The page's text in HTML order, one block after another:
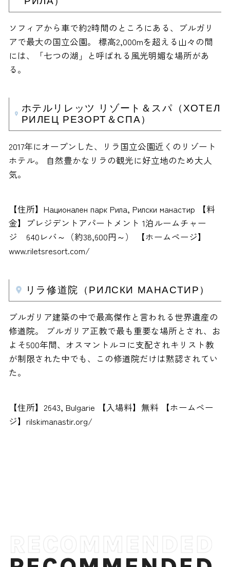
ソフィアから車で約2時間のところにある、ブルガリ
アで最大の国立公園。 標高2,000mを超える山々の間
には、「七つの湖」と呼ばれる風光明媚な場所があ
る。
ホテルリレッツ リゾート＆スパ（ХОТЕЛ
РИЛЕЦ РЕЗОРТ＆СПА）
2017年にオープンした、リラ国立公園近くのリゾート
ホテル。 自然豊かなリラの観光に好立地のため大人
気。
【住所】Национален парк Рила, Рилски манастир 【料
金】プレジデントアパートメント 1泊ルームチャー
ジ 640レバ～（約38,600円～） 【ホームページ】
www.riletsresort.com/
リラ修道院（РИЛСКИ МАНАСТИР）
ブルガリア建築の中で最高傑作と言われる世界遺産の
修道院。 ブルガリア正教で最も重要な場所とされ、お
よそ500年間、オスマントルコに支配されキリスト教
が制限された中でも、この修道院だけは黙認されてい
た。
【住所】2643, Bulgarie 【入場料】無料 【ホームペー
ジ】rilskimanastir.org/